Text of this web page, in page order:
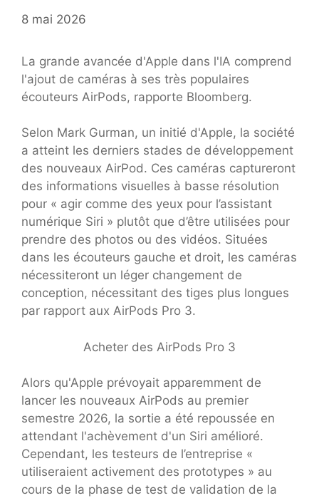
8 mai 2026
La grande avancée d'Apple dans l'IA comprend
l'ajout de caméras à ses très populaires
écouteurs AirPods, rapporte Bloomberg.
Selon Mark Gurman, un initié d'Apple, la société
a atteint les derniers stades de développement
des nouveaux AirPod. Ces caméras captureront
des informations visuelles à basse résolution
pour « agir comme des yeux pour l’assistant
numérique Siri » plutôt que d’être utilisées pour
prendre des photos ou des vidéos. Situées
dans les écouteurs gauche et droit, les caméras
nécessiteront un léger changement de
conception, nécessitant des tiges plus longues
par rapport aux AirPods Pro 3.
Acheter des AirPods Pro 3
Alors qu'Apple prévoyait apparemment de
lancer les nouveaux AirPods au premier
semestre 2026, la sortie a été repoussée en
attendant l'achèvement d'un Siri amélioré.
Cependant, les testeurs de l’entreprise «
utiliseraient activement des prototypes » au
cours de la phase de test de validation de la